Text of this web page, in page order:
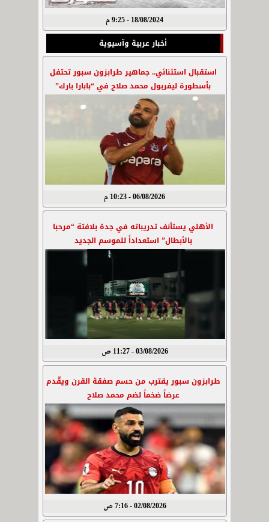
18/08/2024 - 9:25 م
أخبار عربية وآسيوية
استقبال استثنائي.. جماهير طرابزون سبور تحتفل
بأسطورة ليفربول محمد صلاح في “بابارا بارك”
06/08/2026 - 10:23 م
الأهلي يستأنف تدريباته في جدة بلافتة “مرحبا
بالأبطال” استعداداً للموسم الجديد
03/08/2026 - 11:27 ص
طرابزون سبور يقترب من حسم صفقة القرن ويقّدم
عرضاً ضخماً لضم محمد صلاح
02/08/2026 - 7:16 ص